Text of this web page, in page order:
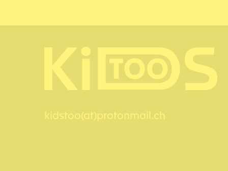
kidstoo(at)protonmail.ch